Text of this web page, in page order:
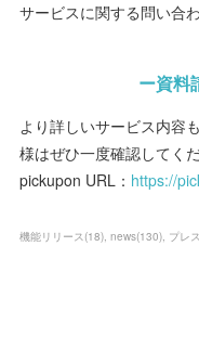
サービスに関する問い合
ー資料
より詳しいサービス内容
様はぜひ一度確認してくだ
pickupon URL： https://
機能リリース(18) news(130) プレ